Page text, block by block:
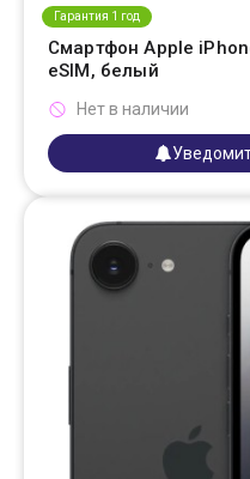
Гарантия 1 год
Смартфон Apple
eSIM, белый
Нет в наличии